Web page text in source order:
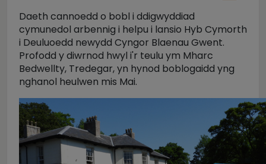
Daeth cannoedd o bobl i ddigwyddiad
cymunedol arbennig i helpu i lansio Hyb Cymorth
i Deuluoedd newydd Cyngor Blaenau Gwent.
Profodd y diwrnod hwyl i'r teulu ym Mharc
Bedwellty, Tredegar, yn hynod boblogaidd yng
nghanol heulwen mis Mai.